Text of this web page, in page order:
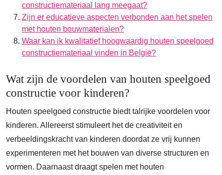
constructiemateriaal lang meegaat?
Zijn er educatieve aspecten verbonden aan het spelen
met houten bouwmaterialen?
Waar kan ik kwalitatief hoogwaardig houten speelgoed
constructiemateriaal vinden in België?
Wat zijn de voordelen van houten speelgoed
constructie voor kinderen?
Houten speelgoed constructie biedt talrijke voordelen voor
kinderen. Allereerst stimuleert het de creativiteit en
verbeeldingskracht van kinderen doordat ze vrij kunnen
experimenteren met het bouwen van diverse structuren en
vormen. Daarnaast draagt spelen met houten